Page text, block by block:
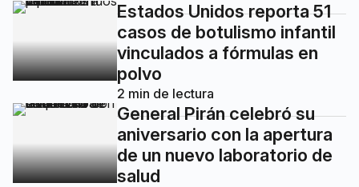
Estados Unidos reporta 51
casos de botulismo infantil
vinculados a fórmulas en
polvo
2 min de lectura
General Pirán celebró su
aniversario con la apertura
de un nuevo laboratorio de
salud